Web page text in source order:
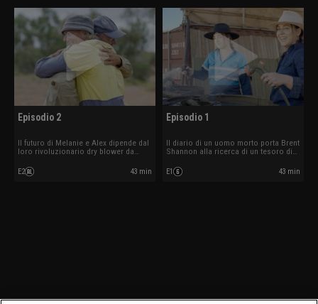
“The Beast”.
d’oro.
Episodio 2
Il futuro di Melanie e Alex dipende dal
loro rivoluzionario dry blower da
faticano a trovare nuovi terreni. La
leggenda dell’oro Shane Calegari
E2 43 min
Episodio 1
Il diario di un uomo morto porta Brent
Shannon alla ricerca di un tesoro di
acquistando un piccolo lotto di
terreno. Jacqui Buzetti e Andrew
E1 43 min